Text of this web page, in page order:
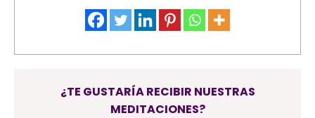
¿TE GUSTARÍA RECIBIR NUESTRAS
MEDITACIONES?